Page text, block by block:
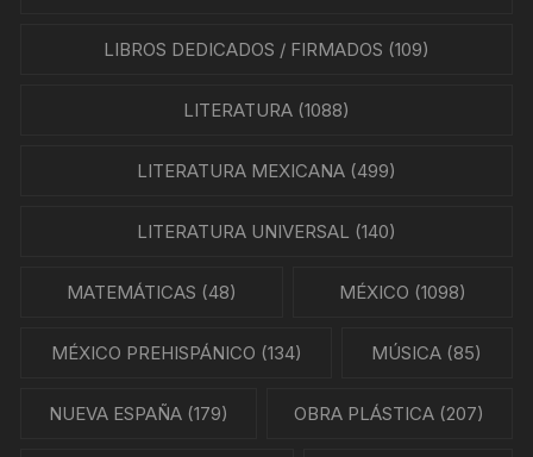
LIBROS DEDICADOS / FIRMADOS (109)
LITERATURA(1088)
LITERATURA MEXICANA(499)
LITERATURA UNIVERSAL (140)
MATEMÁTICAS (48) MÉXICO (1098)
MÉXICO PREHISPÁNICO (134) MÚSICA (85)
NUEVA ESPAÑA(179) OBRA PLÁSTICA (207)